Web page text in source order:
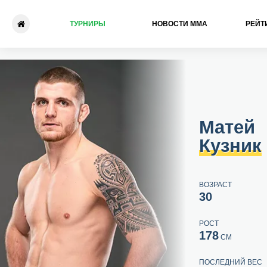
ТУРНИРЫ НОВОСТИ ММА
Матей Кузник - Дэвид Мун
Матей
Кузник
ВОЗРАСТ
30
РОСТ
178СМ
ПОСЛЕДНИЙ ВЕС